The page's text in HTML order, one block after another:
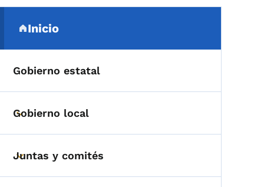
Menú de navegación
Inicio
(parent section)
Gobierno estatal
Toggle submenu
Gobierno local
Toggle submenu
Juntas y comités